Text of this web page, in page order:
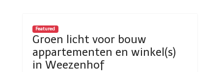
Featured
Groen licht voor bouw
appartementen en winkel(s)
in Weezenhof